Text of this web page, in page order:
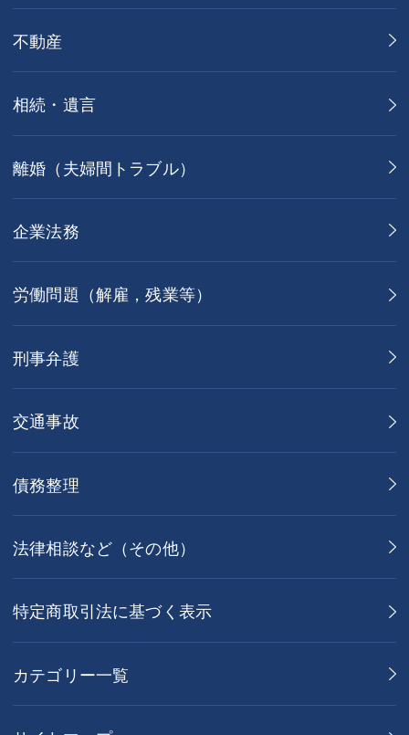
不動産
相続・遺言
離婚（夫婦間トラブル）
企業法務
労働問題（解雇，残業等）
刑事弁護
交通事故
債務整理
法律相談など（その他）
特定商取引法に基づく表示
カテゴリー一覧